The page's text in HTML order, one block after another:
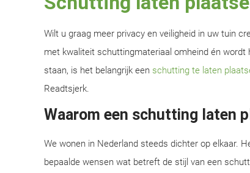
Wilt u graag meer privacy en veiligheid in uw tuin
met kwaliteit schuttingmateriaal omheind én
staan, is het belangrijk een schutting te laten
Readtsjerk.
Waarom een schutting laten
We wonen in Nederland steeds dichter op elkaar.
bepaalde wensen wat betreft de stijl van een